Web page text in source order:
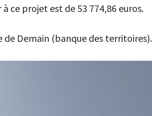
ce projet est de 53 774,86 euros.
Demain (banque des territoires).